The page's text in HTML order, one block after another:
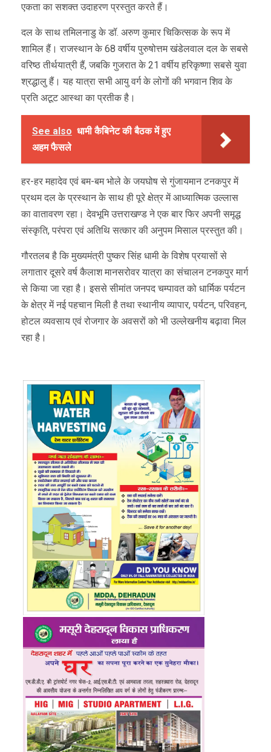
एकता का सशक्त उदाहरण प्रस्तुत करते हैं।
दल के साथ तमिलनाडु के डॉ. अरुण कुमार चिकित्सक के रूप में
शामिल हैं। राजस्थान के 68 वर्षीय पुरुषोत्तम खंडेलवाल दल के सबसे
वरिष्ठ तीर्थयात्री हैं, जबकि गुजरात के 21 वर्षीय हरिकृष्णा सबसे युवा
श्रद्धालु हैं। यह यात्रा सभी आयु वर्ग के लोगों की भगवान शिव के
प्रति अटूट आस्था का प्रतीक है।
See also धामी कैबिनेट की बैठक में हुए
अहम फैसले
हर-हर महादेव एवं बम-बम भोले के जयघोष से गुंजायमान टनकपुर में
प्रथम दल के प्रस्थान के साथ ही पूरे क्षेत्र में आध्यात्मिक उल्लास
का वातावरण रहा। देवभूमि उत्तराखण्ड ने एक बार फिर अपनी समृद्ध
संस्कृति, परंपरा एवं अतिथि सत्कार की अनुपम मिसाल प्रस्तुत की।
गौरतलब है कि मुख्यमंत्री पुष्कर सिंह धामी के विशेष प्रयासों से
लगातार दूसरे वर्ष कैलाश मानसरोवर यात्रा का संचालन टनकपुर मार्ग
से किया जा रहा है। इससे सीमांत जनपद चम्पावत को धार्मिक पर्यटन
के क्षेत्र में नई पहचान मिली है तथा स्थानीय व्यापार, पर्यटन, परिवहन,
होटल व्यवसाय एवं रोजगार के अवसरों को भी उल्लेखनीय बढ़ावा मिल
रहा है।